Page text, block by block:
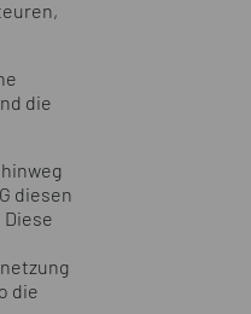
die
diesen
die